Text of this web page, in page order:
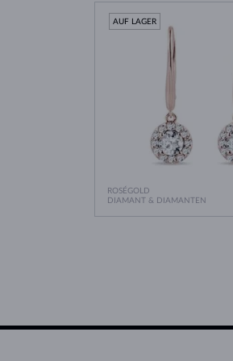
ROSÉGOLD
DIAMANT & DIAMANTEN
AUF LAGER